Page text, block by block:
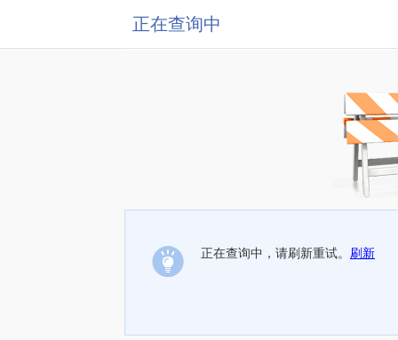
正在查询中
正在查询中，请刷新重试。 刷新